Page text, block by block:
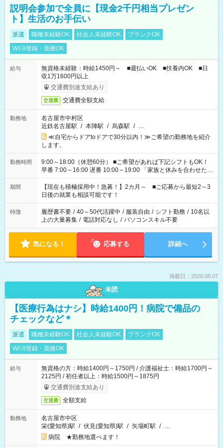
説明会参加で全員に【現金2千円相当プレゼン
ト】生活のお手伝い
派遣 職種未経験OK 社会人未経験OK
ブランクOK
WEB登録・面接OK
給与
無資格未経験：時給1450円～ ■週払いOK ■扶養内OK ■日
収1万1600円以上
交通費別途支給あり
交通費 交通費全額支給
勤務地
名古屋市中村区
近鉄名古屋駅 / 本陣駅 / 烏森駅 / …
≪自宅からドアtoドアで30分以内！≫ご希望の勤務地を紹介
します。
勤務時間
9:00～18:00（休憩60分） ■ご希望があれば下記シフトもOK！
早番 7:00～16:00 遅番 10:00～19:00 「家族と休みを合わせた
い」 「余裕を持って夕飯の準備がしたい」 「できれば残業はし
たくない」 など、ご希望を教えてくださいね。 ※Wワーク希望
の方へ 今ご覧のお仕事で希望する勤務時間と、もう1つのお仕事
の勤務時間。 合計で週40時間を超える場合は応募できません。
期間
【現在も積極採用中！急募！】2カ月～ ■ご応募から最短2～3
日後の就業も相談可能です！
特徴 履歴書不要 / 40～50代活躍中 / 服装自由 / シフト勤務 / 10名以
上の大量募集 / 電話対応なし / パソコンスキル不要
気になる！ 応募する 詳細へ
掲載日：2026.08.07
未読
【医療行為はナシ】時給1400円！病院で備品の
チェックなど＊
派遣 職種未経験OK 社会人未経験OK
ブランクOK
WEB登録・面接OK
給与
無資格の方：時給1400円～1750円 / 介護福祉士：時給1700円～
2125円 / 初任者以上：時給1500円～1875円
交通費別途支給あり
交通費 全額支給
勤務地
名古屋市中区
栄(愛知県)駅 / 伏見(愛知県)駅 / 矢場町駅 / …
病院 ★勤務地選べます！